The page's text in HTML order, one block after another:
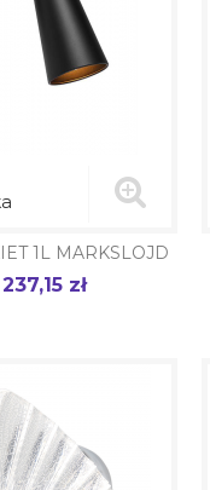
1L MARKSLOJD
Cena
237,15 zł